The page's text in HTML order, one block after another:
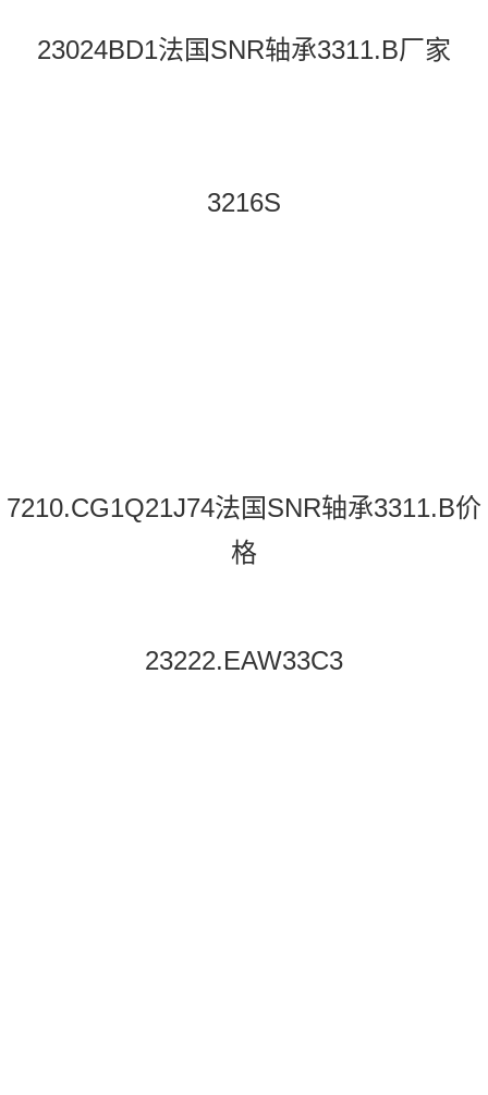
23024BD1法国SNR轴承3311.B厂家
3216S
7210.CG1Q21J74法国SNR轴承3311.B价
格
23222.EAW33C3